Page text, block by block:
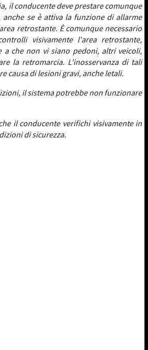
il conducente deve prestare comunque
anche se è attiva la funzione di allarme
retrostante. È comunque necessario
visivamente l'area retrostante,
a che non vi siano pedoni, altri veicoli,
la retromarcia. L'inosservanza di tali
causa di lesioni gravi, anche letali.
il sistema potrebbe non funzionare
il conducente verifichi visivamente in
di sicurezza.